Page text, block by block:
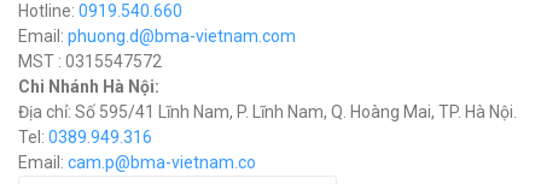
Hotline: 0919.540.660
Email: phuong.d@bma-vietnam.com
MST : 0315547572
Chi Nhánh Hà Nội:
Địa chỉ: Số 595/41 Lĩnh Nam, P. Lĩnh Nam, Q. Hoàng Mai, TP. Hà Nội.
Tel: 0389.949.316
Email: cam.p@bma-vietnam.co